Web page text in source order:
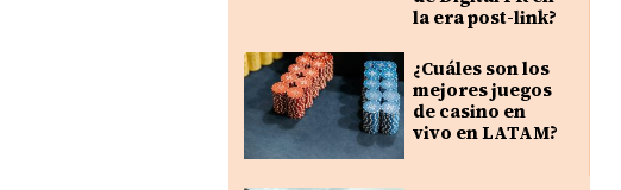
la era post-link?
¿Cuáles son los
mejores juegos
de casino en
vivo en LATAM?